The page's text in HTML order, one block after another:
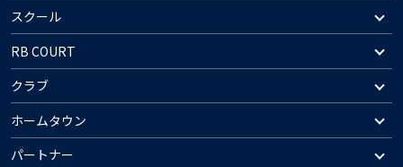
スクール
RB COURT
クラブ
ホームタウン
パートナー